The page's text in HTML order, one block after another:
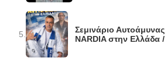
5.
Σεμινάριο Αυτοάμυνας
NARDIA στην Ελλάδα /